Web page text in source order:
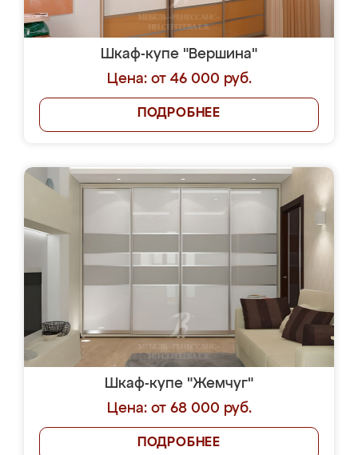
Шкаф-купе "Вершина"
Цена: от 46 000 руб.
ПОДРОБНЕЕ
Шкаф-купе "Жемчуг"
Цена: от 68 000 руб.
ПОДРОБНЕЕ